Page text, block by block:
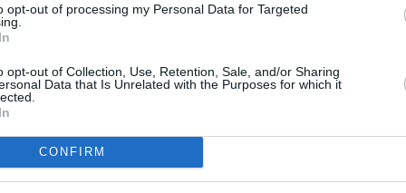
opt-out of processing my Personal Data for Targeted
opt-out of Collection, Use, Retention, Sale, and/or Sharing
Data that Is Unrelated with the Purposes for which it
CONFIRM
Rezepte/
Rezepte
Artikelempfehlung